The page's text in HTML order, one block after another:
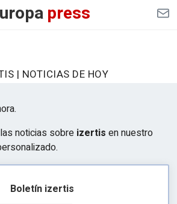
press
| NOTICIAS DE HOY
noticias sobre izertis en nuestro
Boletín izertis